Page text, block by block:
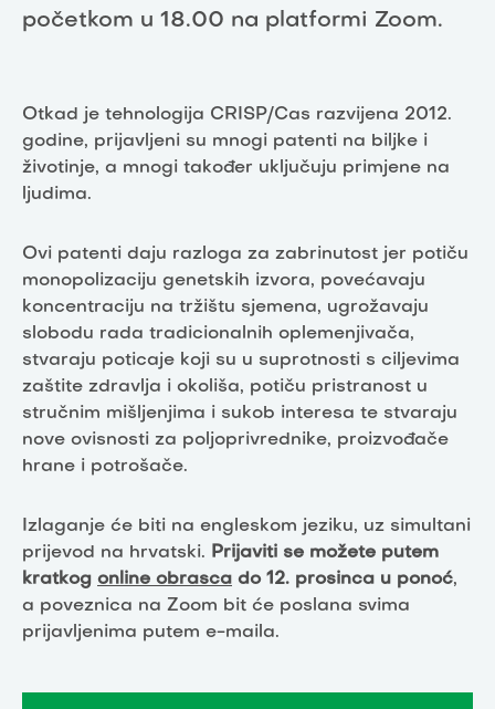
početkom u 18.00 na platformi Zoom.
Otkad je tehnologija CRISP/Cas razvijena 2012.
godine, prijavljeni su mnogi patenti na biljke i
životinje, a mnogi također uključuju primjene na
ljudima.
Ovi patenti daju razloga za zabrinutost jer potiču
monopolizaciju genetskih izvora, povećavaju
koncentraciju na tržištu sjemena, ugrožavaju
slobodu rada tradicionalnih oplemenjivača,
stvaraju poticaje koji su u suprotnosti s ciljevima
zaštite zdravlja i okoliša, potiču pristranost u
stručnim mišljenjima i sukob interesa te stvaraju
nove ovisnosti za poljoprivrednike, proizvođače
hrane i potrošače.
Izlaganje će biti na engleskom jeziku, uz simultani
prijevod na hrvatski. Prijaviti se možete putem
kratkog online obrasca do 12. prosinca u ponoć,
a poveznica na Zoom bit će poslana svima
prijavljenima putem e-maila.